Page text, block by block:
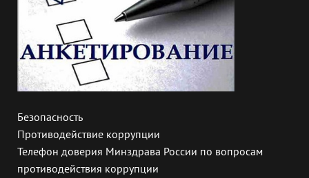
Безопасность
Противодействие коррупции
Телефон доверия Минздрава России по вопросам
противодействия коррупции